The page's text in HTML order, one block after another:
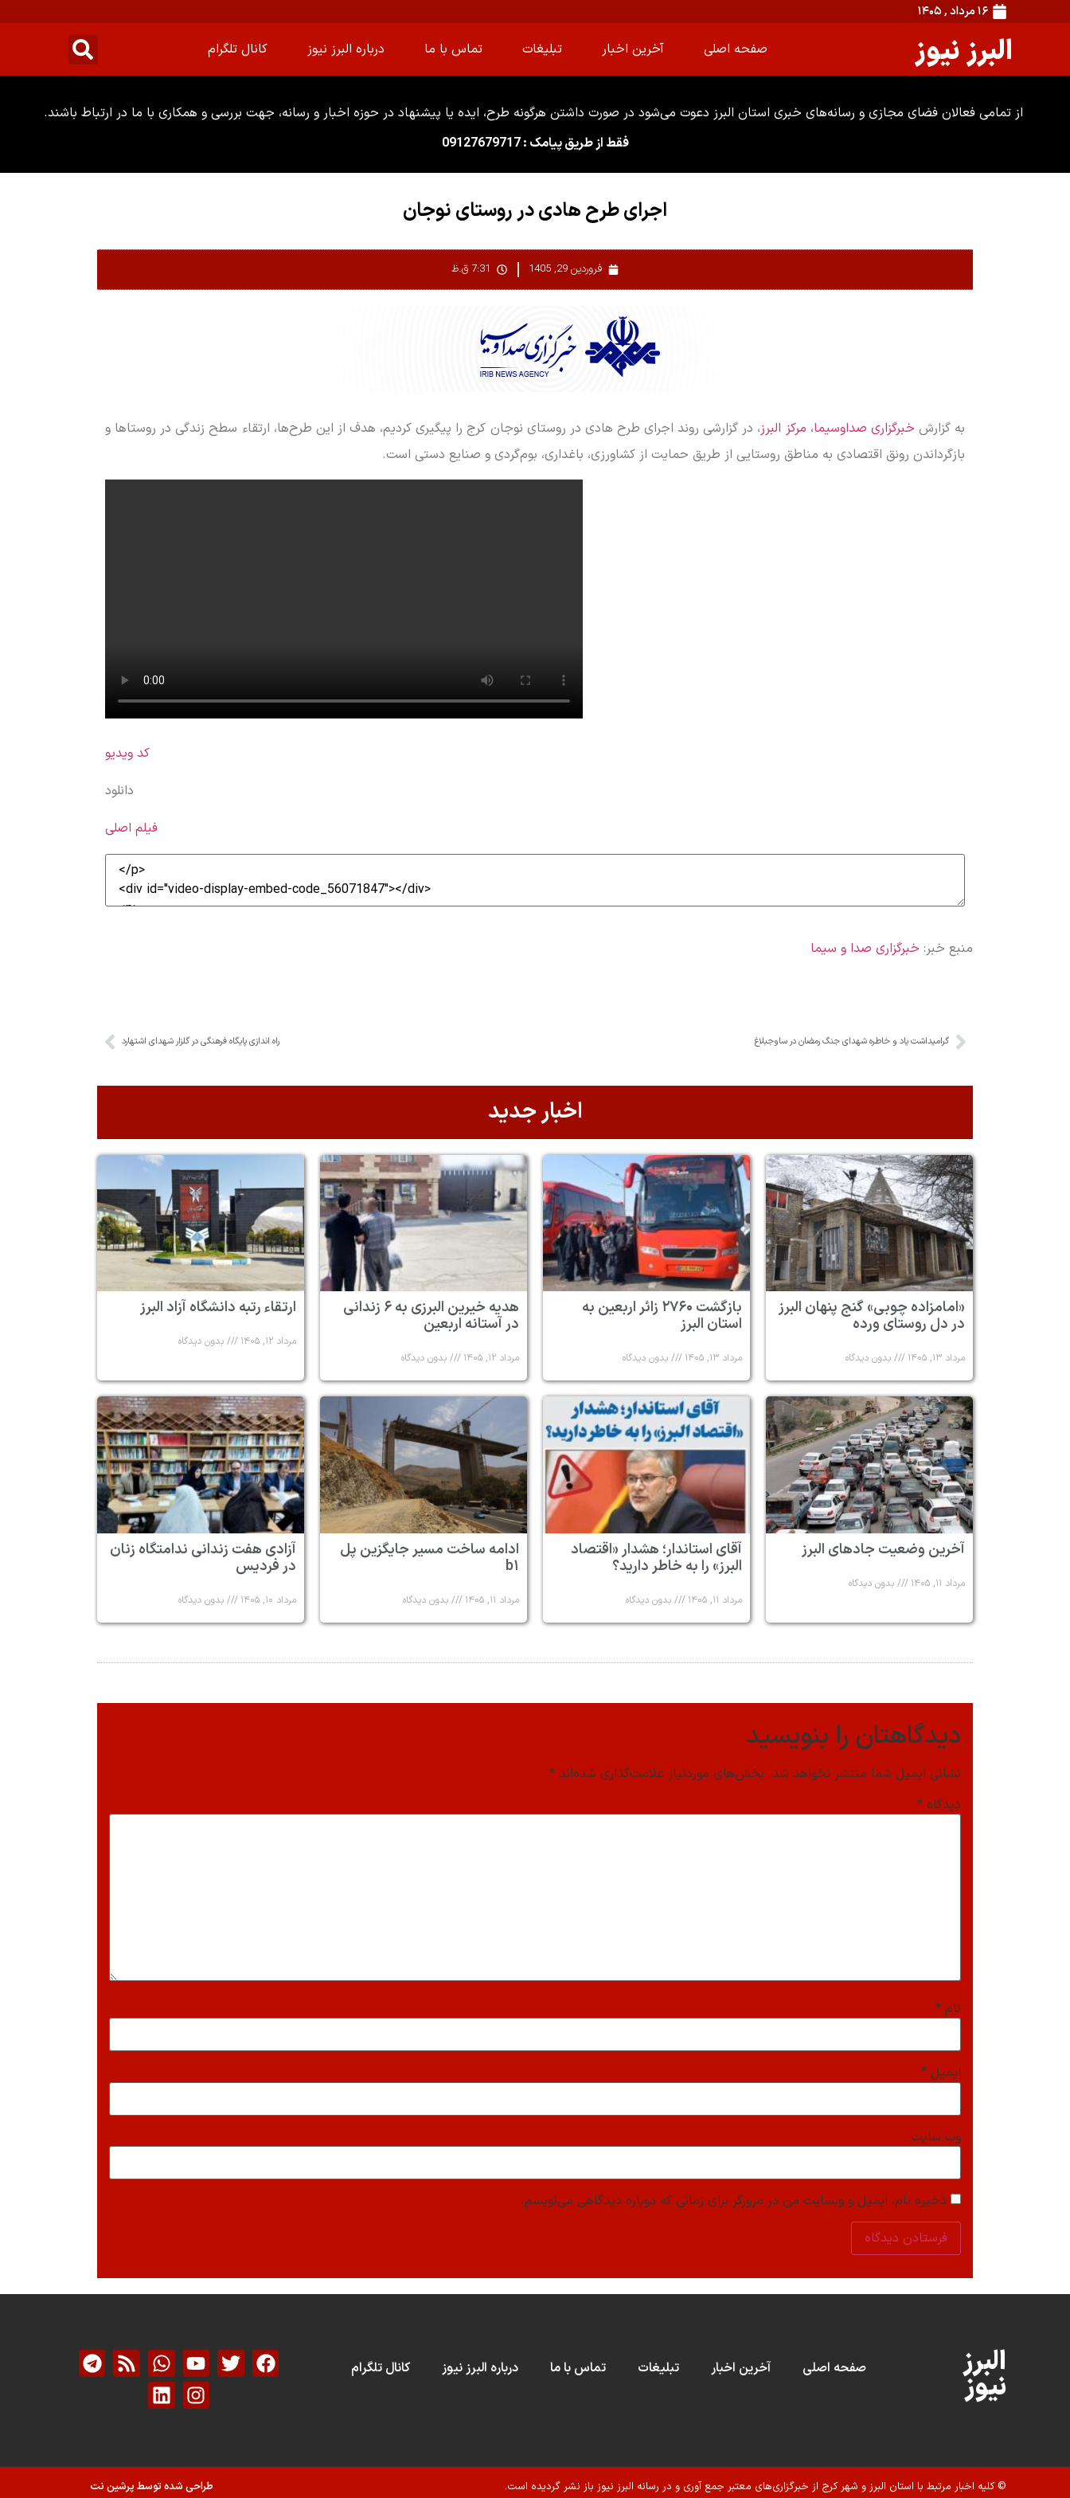
۱۶ مرداد , ۱۴۰۵
البرز نیوز صفحه اصلی آخرین اخبار تبلیغات تماس با ما درباره البرز نیوز کانال تلگرام
از تمامی فعالان فضای مجازی و رسانه‌های خبری استان البرز دعوت می‌شود در صورت داشتن هرگونه طرح، ایده یا پیشنهاد در حوزه اخبار و رسانه، جهت بررسی و همکاری با ما در ارتباط باشند.
فقط از طریق پیامک : 09127679717
اجرای طرح هادی در روستای نوجان
فروردین 29, 1405 7:31 ق.ظ
به گزارش خبرگزاری صداوسیما، مرکز البرز، در گزارشی روند اجرای طرح هادی در روستای نوجان کرج را پیگیری کردیم، هدف از این طرح‌ها، ارتقاء سطح زندگی در روستا‌ها و
بازگرداندن رونق اقتصادی به مناطق روستایی از طریق حمایت از کشاورزی، باغداری، بوم‌گردی و صنایع دستی است.
کد ویدیو
دانلود
فیلم اصلی
منبع خبر: خبرگزاری صدا و سیما
گرامیداشت یاد و خاطره شهدای جنگ رمضان در ساوجبلاغ راه اندازی پایگاه فرهنگی در گلزار شهدای اشتهارد
اخبار جدید
«امامزاده چوبی» گنج پنهان البرز
در دل روستای ورده
مرداد ۱۳, ۱۴۰۵ بدون دیدگاه
بازگشت ۲۷۶۰ زائر اربعین به
استان البرز
مرداد ۱۳, ۱۴۰۵ بدون دیدگاه
هدیه خیرین البرزی به ۶ زندانی
در آستانه اربعین
مرداد ۱۲, ۱۴۰۵ بدون دیدگاه
ارتقاء رتبه دانشگاه آزاد البرز
مرداد ۱۲, ۱۴۰۵ بدون دیدگاه
آخرین وضعیت جادهای البرز
مرداد ۱۱, ۱۴۰۵ بدون دیدگاه
آقای استاندار؛ هشدار «اقتصاد
البرز» را به خاطر دارید؟
مرداد ۱۱, ۱۴۰۵ بدون دیدگاه
ادامه ساخت مسیر جایگزین پل
b۱
مرداد ۱۱, ۱۴۰۵ بدون دیدگاه
آزادی هفت زندانی ندامتگاه زنان
در فردیس
مرداد ۱۰, ۱۴۰۵ بدون دیدگاه
دیدگاهتان را بنویسید
نشانی ایمیل شما منتشر نخواهد شد. بخش‌های موردنیاز علامت‌گذاری شده‌اند *
دیدگاه *
نام *
ایمیل *
وب‌ سایت
ذخیره نام، ایمیل و وبسایت من در مرورگر برای زمانی که دوباره دیدگاهی می‌نویسم.
البرز
نیوز
صفحه اصلی آخرین اخبار تبلیغات تماس با ما درباره البرز نیوز کانال تلگرام
© کلیه اخبار مرتبط با استان البرز و شهر کرج از خبرگزاری‌های معتبر جمع آوری و در رسانه البرز نیوز باز نشر گردیده است. طراحی شده توسط پرشین نت